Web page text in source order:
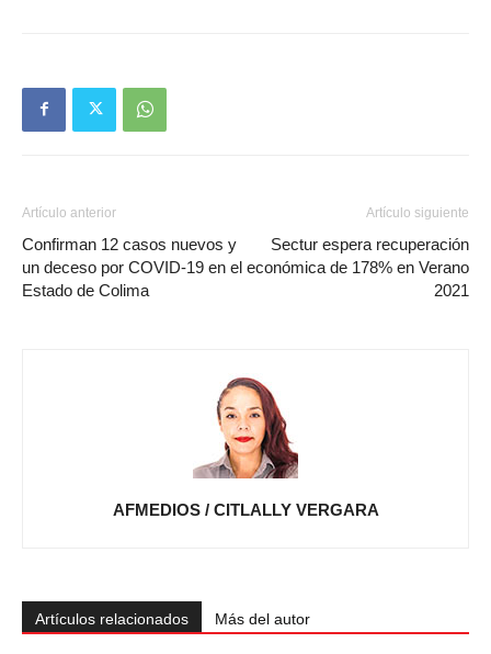
Artículo anterior
Confirman 12 casos nuevos y
un deceso por COVID-19 en el
Estado de Colima
Artículo siguiente
Sectur espera recuperación
económica de 178% en Verano
2021
AFMEDIOS / CITLALLY VERGARA
Artículos relacionados Más del autor